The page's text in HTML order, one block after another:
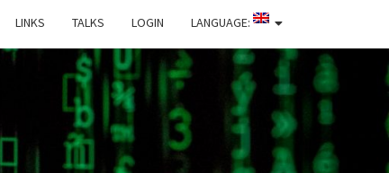
LINKS TALKS LOGIN LANGUAGE: